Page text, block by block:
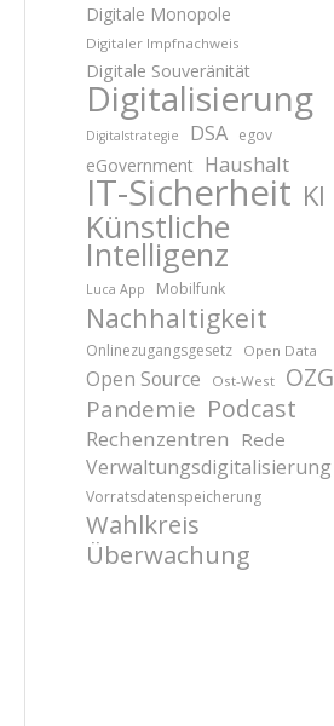
Digitale Monopole
Digitaler Impfnachweis
Digitale Souveränität
Digitalisierung
Digitalstrategie DSA egov
eGovernment Haushalt
IT-Sicherheit KI
Künstliche
Intelligenz
Luca App Mobilfunk
Nachhaltigkeit
Onlinezugangsgesetz Open Data
Open Source Ost-West OZG
Pandemie Podcast
Rechenzentren Rede
Verwaltungsdigitalisierung
Vorratsdatenspeicherung
Wahlkreis
Überwachung